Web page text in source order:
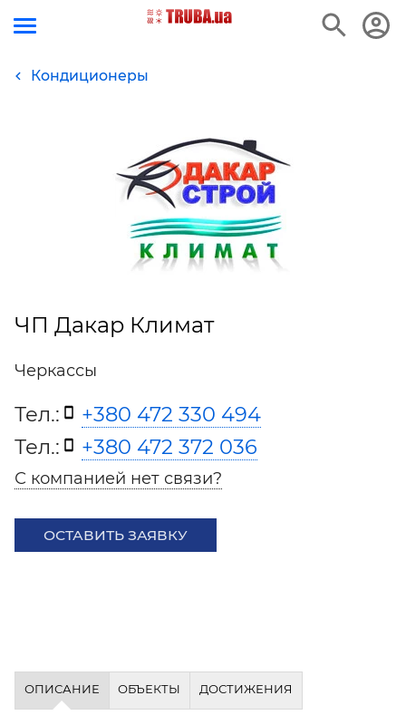
Кондиционеры
ЧП Дакар Климат
Черкассы
Тел.:
+380 472 330 494
Тел.:
+380 472 372 036
С компанией нет связи?
ОСТАВИТЬ ЗАЯВКУ
ОПИСАНИЕ ОБЪЕКТЫ ДОСТИЖЕНИЯ